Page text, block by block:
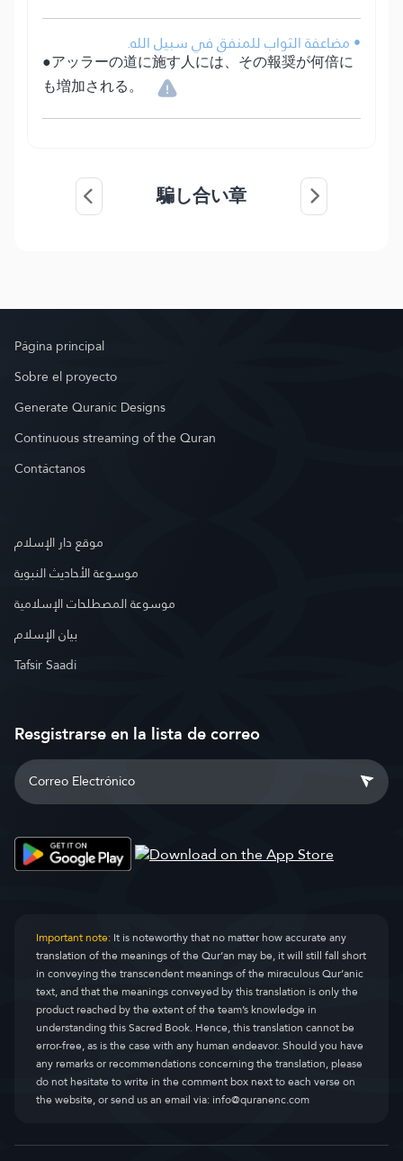
• مضاعفة الثواب للمنفق في سبيل الله.
●アッラーの道に施す人には、その報奨が何倍に
も増加される。
騙し合い章
Página principal
Sobre el proyecto
Generate Quranic Designs
Continuous streaming of the Quran
Contáctanos
موقع دار الإسلام
موسوعة الأحاديث النبوية
موسوعة المصطلحات الإسلامية
بيان الإسلام
Tafsir Saadi
Resgistrarse en la lista de correo
Important note:It is noteworthy that no matter how accurate any
translation of the meanings of the Qur’an may be, it will still fall short
in conveying the transcendent meanings of the miraculous Qur’anic
text, and that the meanings conveyed by this translation is only the
product reached by the extent of the team’s knowledge in
understanding this Sacred Book. Hence, this translation cannot be
error-free, as is the case with any human endeavor. Should you have
any remarks or recommendations concerning the translation, please
do not hesitate to write in the comment box next to each verse on
the website, or send us an email via:info@quranenc.com